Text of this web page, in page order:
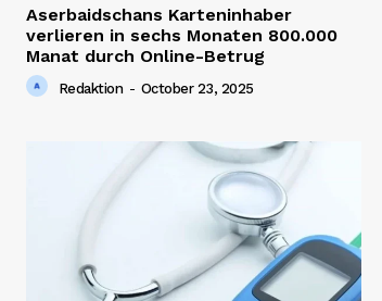
Aserbaidschans Karteninhaber
verlieren in sechs Monaten 800.000
Manat durch Online-Betrug
Redaktion - October 23, 2025